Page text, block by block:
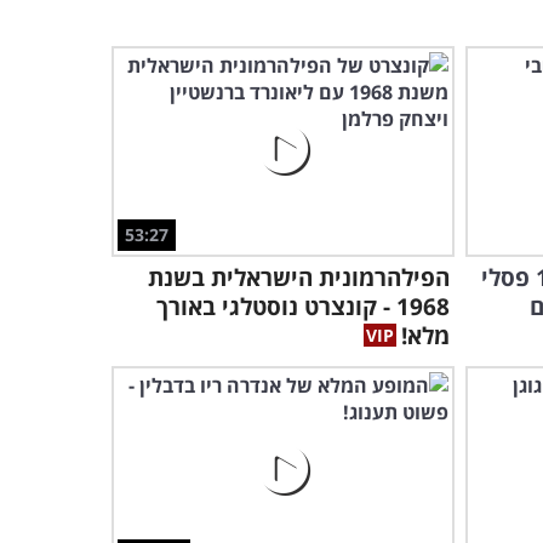
2:55
הנח"ל בביצוע לשיר נהדר
לחורף!
השראה מן הטבע: צפו ב-14 פסלי
53:27
הפילהרמונית הישראלית בשנת
1968 - קונצרט נוסטלגי באורך
מלא!